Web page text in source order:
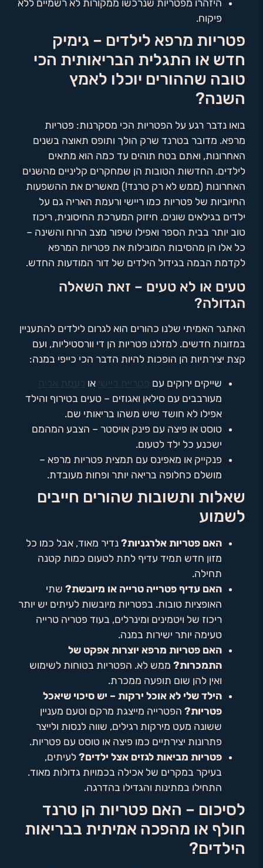
היזהרו מפטריות שנרכשו ממקורות לא רשמיים ללא
פיקוח.
פטריות מרפא לילדים – גימיק
חדש או התגלית הבריאותית הכי
טובה שההורים יוכלו לאמץ
השנה?
בואו נדבר רגע על הפטריות הכי מסקרנות: פטריות
מרפא. מדובר בטרנד שרק הולך ותופס תאוצה בשנים
האחרונות, ואתם בטח תוהים עד כמה הוא מתאים
לילדים. החדשות הטובות הן שמחקרים קליניים מהשנים
האחרונות (ממש לא רק טרנד!) מאשרים את ההשפעות
החיוביות של פטריות כמו ריישי ורעמת האריה גם על
ילדים בגילאים שונים. חיזוק המערכת החיסונית, ריכוז
טוב יותר בבית הספר ואפילו שיפור מצב הרוח והשינה –
כל אלו הן מהסיבות המובילות את פטריות המרפא
לקדמת הבמה בגידול הילדים של דור המודעות החדש.
טעים או לא טעים – זאת השאלה
הגדולה?
האתגר האמיתי שלנו כהורים הוא לגרום לילדים להתעניין
במזונות חדשים. למזלנו פטריות הן די וורסטיליות, ועם
קצת יצירתיות הן הופכות להיות הדבר הכי כייפי במנה:
שייקים ירוקים עם פטריית ריישי או רעמת אריה
מעורבבים עם סילאן ואגוזים – טעים בטירוף והילד
אפילו לא חושד שיש משהו בריאותי שם.
טוסט או פיצה עם פינק אויסטר – הצבע המהמם
ישכנע כל ילד לטעום.
פנקייק או מאפינס עם תמצית פטריות מרפא –
מושלם כחלופה בריאה יותר ופחות מעובדת.
שאלות ותשובות שהורים חייבים
לשמוע
האם פטריות אלרגניות? נדיר מאוד, אבל כמו כל
מזון חדש תמיד עדיף לתת לטעום כמות קטנה
תחילה.
האם עדיף פטרייה טרייה או מיובשת? שתי
האופציות טובות. בפטריות מיובשות לעיתים יש יותר
ריכוז של ויטמינים ומינרלים, בעוד פטריה טרייה
טעימה יותר ישירות במנה.
האם פטריות מרפא יוצרות אפקט של
התמכרות? ממש לא. הפטריות בטוחות לשימוש
ואין להן שום תופעה ממכרת.
הילד שלי לא אוכל ירקות – יש סיכוי שיאכל
פטריות? הפטרייה מייצגת מרקם וטעם מעניין
ששונה מעט מירקות רגילים, שווה לנסות ולייצר
פתרונות יצירתיים כמו פיצה או טוסט עם פטריות.
פטריות מביאות לגזים אצל ילדים? לעיתים,
בעיקר במקרים של אכילה בכמויות גדולות מאוד.
התחילו במתינות והגדילו בהדרגה.
לסיכום – האם פטריות הן טרנד
חולף או מהפכה אמיתית בבריאות
הילדים?